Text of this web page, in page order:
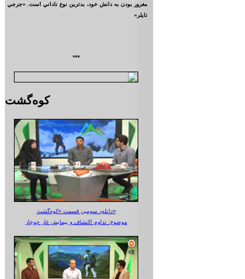
مغرور بودن به دانش خود، بدترين نوع ناداني است. «جرجي
تايلر»
***
کوه‌گشت
دانلود سومین قسمت «کوه‌گشت»
موضوع: تداوم اکتشاف و پیمایش غار جوجار